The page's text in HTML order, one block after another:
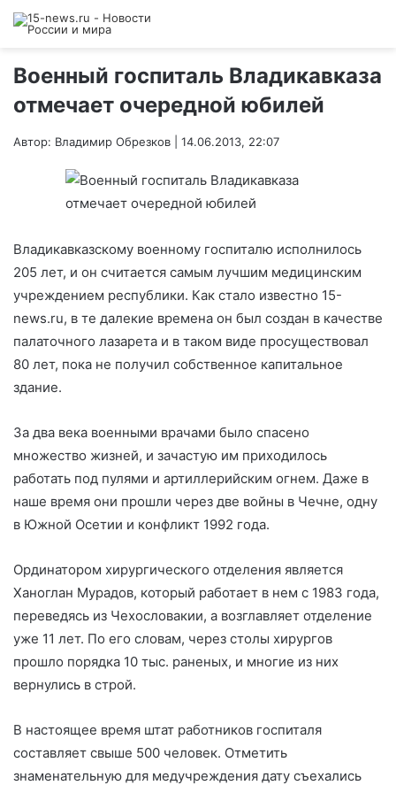
Военный госпиталь Владикавказа
отмечает очередной юбилей
Автор: Владимир Обрезков | 14.06.2013, 22:07
Владикавказскому военному госпиталю исполнилось
205 лет, и он считается самым лучшим медицинским
учреждением республики. Как стало известно 15-
news.ru, в те далекие времена он был создан в качестве
палаточного лазарета и в таком виде просуществовал
80 лет, пока не получил собственное капитальное
здание.
За два века военными врачами было спасено
множество жизней, и зачастую им приходилось
работать под пулями и артиллерийским огнем. Даже в
наше время они прошли через две войны в Чечне, одну
в Южной Осетии и конфликт 1992 года.
Ординатором хирургического отделения является
Ханоглан Мурадов, который работает в нем с 1983 года,
переведясь из Чехословакии, а возглавляет отделение
уже 11 лет. По его словам, через столы хирургов
прошло порядка 10 тыс. раненых, и многие из них
вернулись в строй.
В настоящее время штат работников госпиталя
составляет свыше 500 человек. Отметить
знаменательную для медучреждения дату съехались